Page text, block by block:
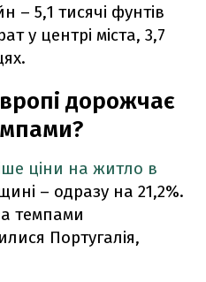
– 5,1 тисячі фунтів
у центрі міста, 3,7
дорожчає
ціни на житло в
– одразу на 21,2%.
темпами
Португалія,